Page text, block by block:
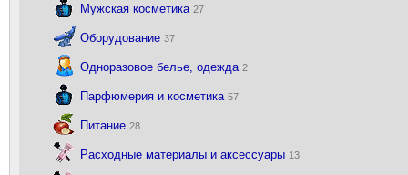
Мужская косметика 27
Оборудование 37
Одноразовое белье, одежда 2
Парфюмерия и косметика 57
Питание 28
Расходные материалы и аксессуары 13